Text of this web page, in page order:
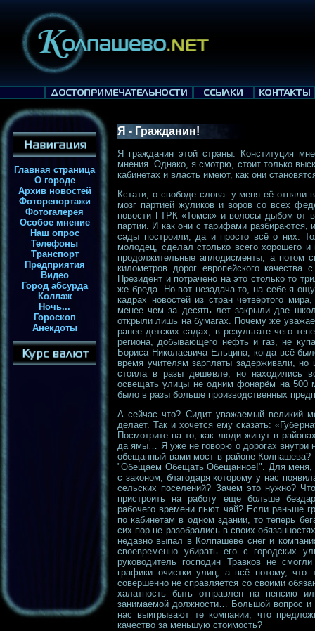
Главная страница
О городе
Архив новостей
Фоторепортажи
Фотогалерея
Особое мнение
Наш опрос
Телефоны
Транспорт
Предприятия
Видео
Город абсурда
Коллаж
Ночь...
Гороскоп
Анекдоты
Я - Гражданин!
Я гражданин этой страны. Конституция
мнения. Однако, я смотрю, стоит только
кабинетах и власть имеют, как они
Кстати, о свободе слова: у меня её отняли
мозг партией жуликов и воров со всех
новости ГТРК «Томск» и волосы дыбом от
партии. И как они с тарифами разбираются,
сады построили, да и просто всё о них.
молодец, сделал столько всего хорошего
продолжительные аплодисменты, а потом
километров дорог европейского качества
Президент и потрачено на это столько то
же бреда. Но вот незадача-то, на себе я
кадрах новостей из стран четвёртого
менее чем за десять лет закрыли две
открыли лишь на бумагах. Почему же
ранее детских садах, в результате чего
региона, добывающего нефть и газ, не
Бориса Николаевича Ельцина, когда всё
время учителям зарплаты задерживали,
стоила в разы дешевле, но находились
освещать улицы не одним фонарём на 500
было в разы больше производственных
А сейчас что? Сидит уважаемый великий
делает. Так и хочется ему сказать:
Посмотрите на то, как люди живут в
да ямы… Я уже не говорю о дорогах внутри
обещанный вами мост в районе
"Обещаем Обещать Обещанное!". Для меня,
с законом, благодаря которому у нас
сельских поселений? Зачем это нужно?
пристроить на работу еще больше
рабочего времени пьют чай? Если раньше
по кабинетам в одном здании, то теперь
сих пор не разобрались в своих
недавно выпал в Колпашеве снег и
своевременно убирать его с городских
руководитель господин Травков не
графики очистки улиц, а всё потому,
совершенно не справляется со своими
халатность быть отправлен на пенсию
занимаемой должности… Большой вопрос и
нас выигрывают те компании, что
качество за меньшую стоимость?